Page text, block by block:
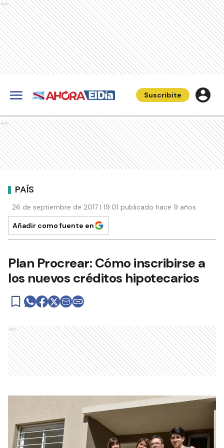
Ads
Suscribite
Ads
PAÍS
26 de septiembre de 2017 | 19:01 publicado hace 9 años
Añadir como fuente en
Plan Procrear: Cómo inscribirse a
los nuevos créditos hipotecarios
Ads